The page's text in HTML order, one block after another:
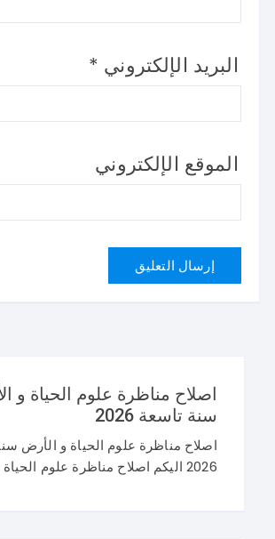
البريد الإلكتروني *
الموقع الإلكتروني
اصلاح مناظرة علوم الحياة و
سنة تاسعة 2026
اصلاح مناظرة علوم الحياة و الأرض
2026 اليكم اصلاح مناظرة علوم